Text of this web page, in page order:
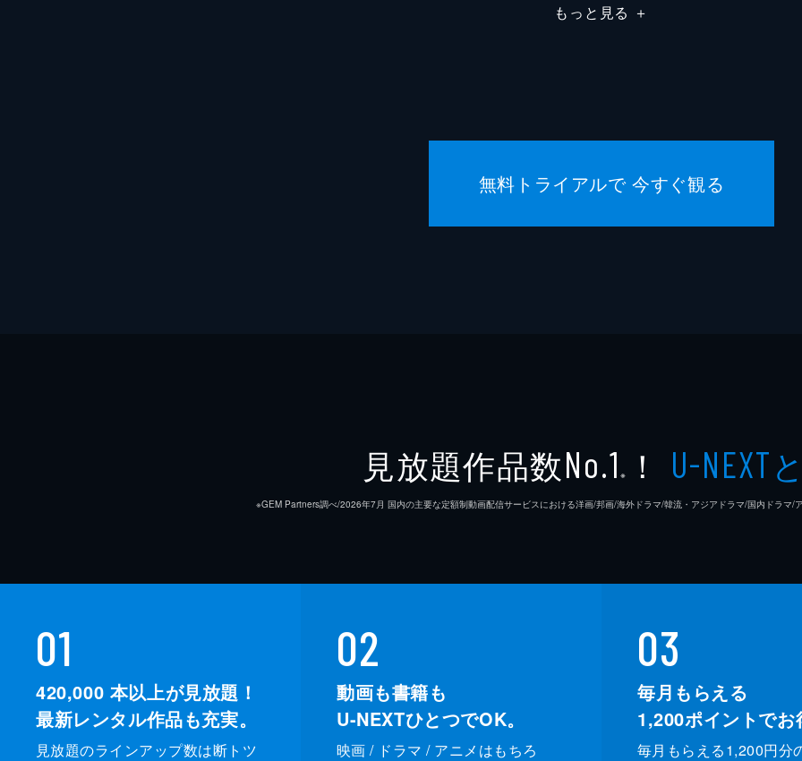
もっと見る ＋
無料トライアルで 今すぐ観る
見放題作品数No.1 ※ ！ U-NEXT
※GEM Partners調べ/2026年7⽉ 国内の主要な定額制動画配信サービスにおける洋画/邦画/海外ドラマ/韓流・アジアドラマ/国内ドラマ/
01
420,000 本以上が見放題！
最新レンタル作品も充実。
見放題のラインアップ数は断トツ
02
動画も書籍も
U-NEXTひとつでOK。
映画 / ドラマ / アニメはもちろ
03
毎月もらえる
1,200ポイントでお
毎月もらえる1,200円分